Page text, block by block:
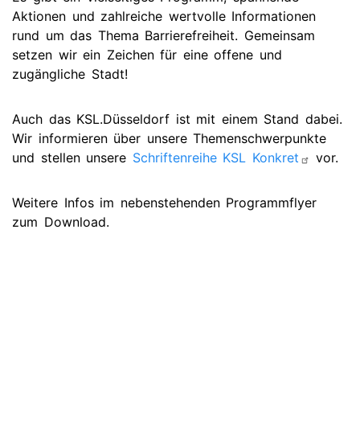
Aktionen und zahlreiche wertvolle Informationen
rund um das Thema Barrierefreiheit. Gemeinsam
setzen wir ein Zeichen für eine offene und
zugängliche Stadt!
Auch das KSL.Düsseldorf ist mit einem Stand dabei.
Wir informieren über unsere Themenschwerpunkte
und stellen unsere Schriftenreihe KSL Konkret vor.
Weitere Infos im nebenstehenden Programmflyer
zum Download.